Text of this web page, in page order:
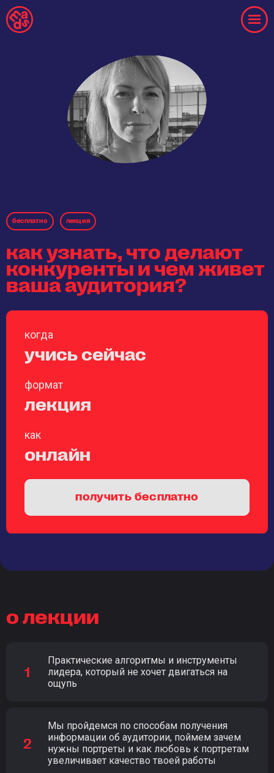
бесплaтнo лекция
как узнать, что делают
конкуренты и чем живет
ваша аудитория?
когда
учись сейчас
формат
лекция
как
онлайн
получить бесплатно
о лекции
Практические алгоритмы и инструменты
лидера, который не хочет двигаться на
ощупь
Мы пройдемся по способам получения
информации об аудитории, поймем зачем
нужны портреты и как любовь к портретам
увеличивает качество твоей работы